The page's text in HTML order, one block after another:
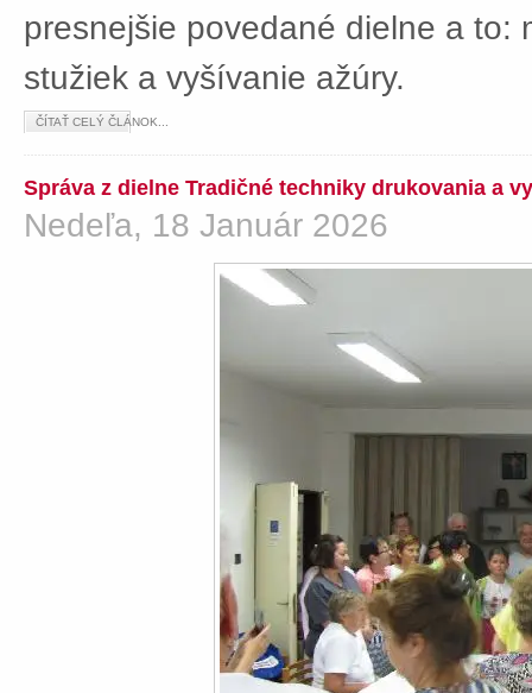
presnejšie povedané dielne a to:
stužiek a vyšívanie ažúry.
ČÍTAŤ CELÝ ČLÁNOK...
Správa z dielne Tradičné techniky drukovania a
Nedeľa, 18 Január 2026